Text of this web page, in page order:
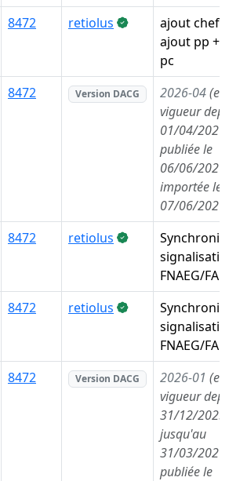
8472 retiolus
ajout chef +
ajout pp +
pc
8472 Version DACG 2026-04(en
vigueur
01/04/2026,
publiée le
06/06/2026,
importée le
07/06/2026)
8472 retiolus
FNAEG/
8472 retiolus
FNAEG/
8472 Version DACG 2026-01 (en
vigueur
31/12/2025,
jusqu'au
31/03/2026,
publiée le